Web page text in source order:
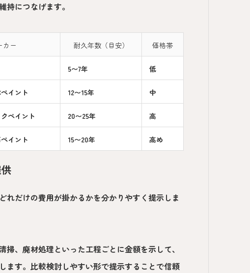
につなげます。
カー 耐久年数（目安） 価格帯
5〜7年 低
イント 12〜15年 中
ペイント 20〜25年 高
イント 15〜20年 高め
れだけの費用が掛かるかを分かりやすく提示しま
、廃材処理といった工程ごとに金額を示して、
ます。比較検討しやすい形で提示することで信頼